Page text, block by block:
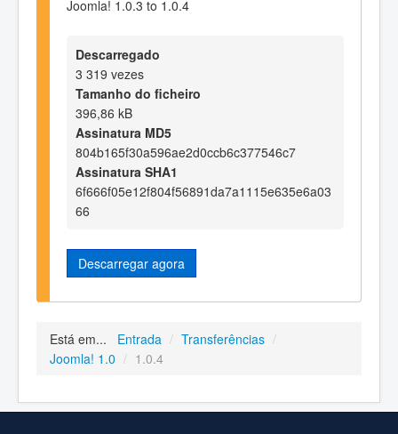
Joomla! 1.0.3 to 1.0.4
Descarregado
3 319 vezes
Tamanho do ficheiro
396,86 kB
Assinatura MD5
804b165f30a596ae2d0ccb6c377546c7
Assinatura SHA1
6f666f05e12f804f56891da7a1115e635e6a03
66
Descarregar agora
Está em... Entrada / Transferências /
Joomla! 1.0 / 1.0.4